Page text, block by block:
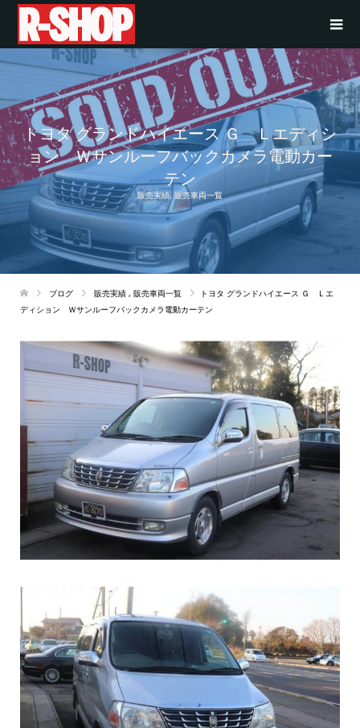
トヨタ グランドハイエース Ｇ Ｌエディシ
ョン Ｗサンルーフバックカメラ電動カー
テン
販売実績,販売車両一覧
ブログ 販売実績 , 販売車両一覧
トヨタ グランドハイエース Ｇ Ｌエ
ディション Ｗサンルーフバックカメラ電動カーテン